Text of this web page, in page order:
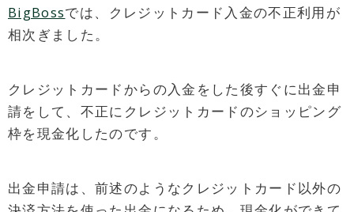
BigBossでは、クレジットカード入金の不正利用が
相次ぎました。
クレジットカードからの入金をした後すぐに出金申
請をして、不正にクレジットカードのショッピング
枠を現金化したのです。
出金申請は、前述のようなクレジットカード以外の